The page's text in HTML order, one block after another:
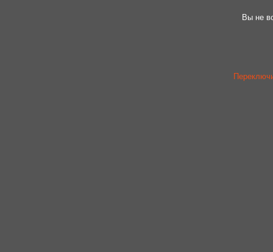
Вы не